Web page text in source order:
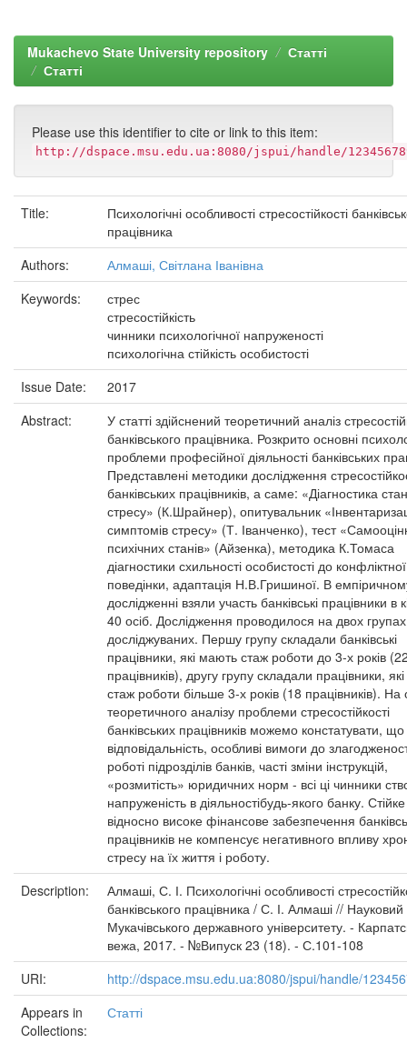
Mukachevo State University repository
Статті
Статті
Please use this identifier to cite or link to this item:
http://dspace.msu.edu.ua:8080/jspui/handle/
Title:
Психологічні особливості стресостійкості
працівника
Authors:
Алмаші, Світлана Іванівна
Keywords:
стрес
стресостійкість
чинники психологічної напруженості
психологічна стійкість особистості
Issue Date:
2017
Abstract:
У статті здійснений теоретичний аналіз
банківського працівника. Розкрито основні
проблеми професійної діяльності банківських
Представлені методики дослідження
банківських працівників, а саме: «Діагностика
стресу» (К.Шрайнер), опитувальник
симптомів стресу» (Т. Іванченко), тест
психічних станів» (Айзенка), методика К.Томаса
діагностики схильності особистості до конфліктної
поведінки, адаптація Н.В.Гришиної. В
дослідженні взяли участь банківські працівники в
40 осіб. Дослідження проводилося на двох групах
досліджуваних. Першу групу складали банківські
працівники, які мають стаж роботи до 3-х років
працівників), другу групу складали працівники,
стаж роботи більше 3-х років (18 працівників). На
теоретичного аналізу проблеми стресостійкості
банківських працівників можемо констатувати,
відповідальність, особливі вимоги до
роботі підрозділів банків, часті зміни інструкцій,
«розмитість» юридичних норм - всі ці чинники
напруженість в діяльностібудь-якого банку. Стійке
відносно високе фінансове забезпечення
працівників не компенсує негативного впливу
стресу на їх життя і роботу.
Description:
Алмаші, С. І. Психологічні особливості
банківського працівника / С. І. Алмаші // Науковий
Мукачівського державного університету. -
вежа, 2017. - №Випуск 23 (18). - С.101-108
URI:
http://dspace.msu.edu.ua:8080/jspui/handle/
Appears in
Collections:
Статті